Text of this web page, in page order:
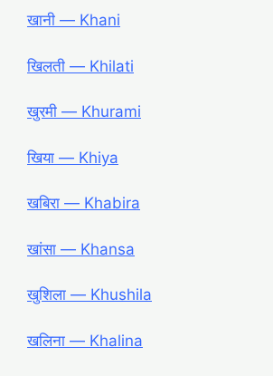
खानी ― Khani
खिलती ― Khilati
खुरमी ― Khurami
खिया ― Khiya
खबिरा ― Khabira
खांसा ― Khansa
खुशिला ― Khushila
खलिना ― Khalina